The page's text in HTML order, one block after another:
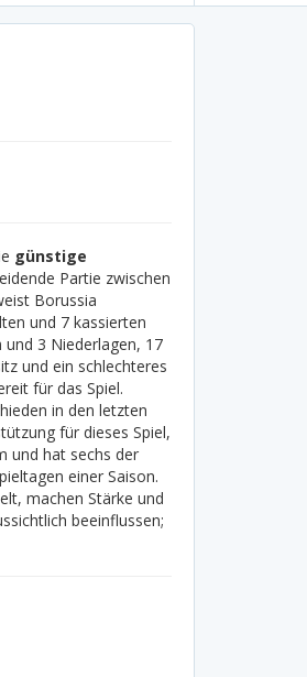
günstige
Partie zwischen
Borussia
und 7 kassierten
3 Niederlagen, 17
und ein schlechteres
für das Spiel.
in den letzten
für dieses Spiel,
und hat sechs der
einer Saison.
machen Stärke und
beeinflussen;